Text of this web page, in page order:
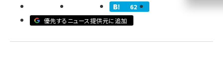
meo (1275)
llmo (1161)
62
優先するニュース提供元に追加